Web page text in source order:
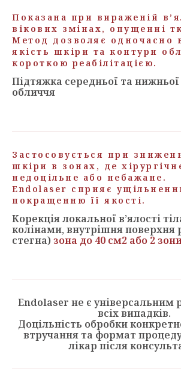
Показана при вираженій
вікових змінах, опущенні
Метод дозволяє одночасно
якість шкіри та контури
короткою реабілітацією.
Підтяжка середньої та
обличчя
Застосовується при
шкіри в зонах, де
недоцільне або небажане.
Endolaser сприяє
покращенню її якості.
Корекція локальної в’ялості
колінами, внутрішня поверхня
стегна) зона до 40 см2 або 2
Endolaser не є універсальним
всіх випадків.
Доцільність обробки
втручання та формат
лікар після